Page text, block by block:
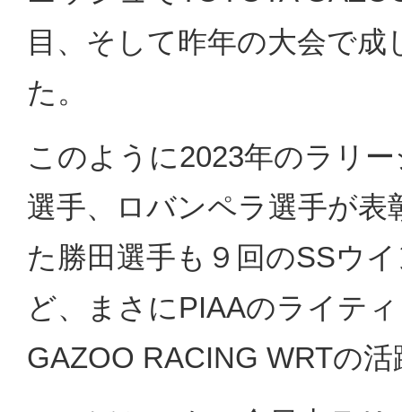
目、そして昨年の大会で
た。
このように2023年のラリ
選手、ロバンペラ選手が
た勝田選手も９回のSSウ
ど、まさにPIAAのライテ
GAZOO RACING WRTの